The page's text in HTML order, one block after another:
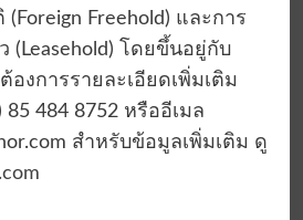
( Foreign Freehold) และการ
(Leasehold) โดยขึ้นอยู่กับ
งการรายละเอียดเพิ่มเติม
85 484 8752 หรืออีเมล
สำหรับข้อมูลเพิ่มเติม ดู